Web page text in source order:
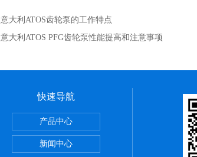
意大利ATOS齿轮泵的工作特点
意大利ATOS PFG齿轮泵性能提高和注意事项
杆缸REA系列,SMC深圳经销商
X3145系列,SMC电磁阀优点
快速导航
产品中心
新闻中心